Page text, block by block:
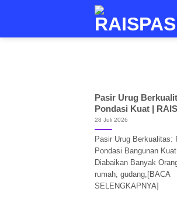
Pasir Urug
Pondasi Kuat |
28 Juli 2026
Pasir Urug Berkualitas:
Pondasi Bangunan
Diabaikan Banyak
rumah, gudang,[BACA
SELENGKAPNYA]